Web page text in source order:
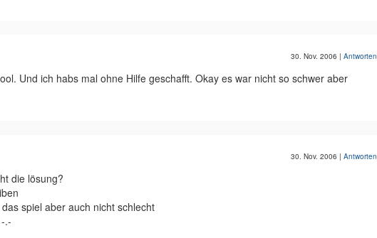
30. Nov. 2006 | Antworten
Und ich habs mal ohne Hilfe geschafft. Okay es war nicht so schwer aber
30. Nov. 2006 | Antworten
die lösung?
spiel aber auch nicht schlecht
.-